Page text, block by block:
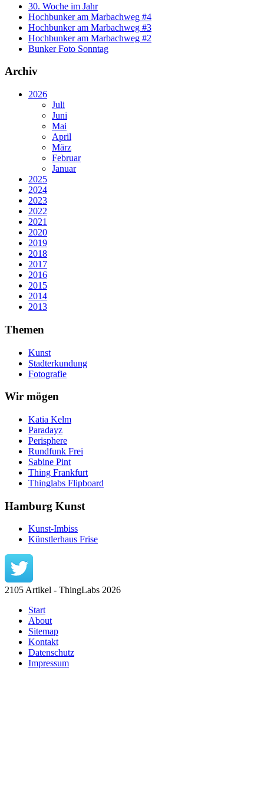
30. Woche im Jahr
Hochbunker am Marbachweg #4
Hochbunker am Marbachweg #3
Hochbunker am Marbachweg #2
Bunker Foto Sonntag
Archiv
2026
Juli
Juni
Mai
April
März
Februar
Januar
2025
2024
2023
2022
2021
2020
2019
2018
2017
2016
2015
2014
2013
Themen
Kunst
Stadterkundung
Fotografie
Wir mögen
Katia Kelm
Paradayz
Perisphere
Rundfunk Frei
Sabine Pint
Thing Frankfurt
Thinglabs Flipboard
Hamburg Kunst
Kunst-Imbiss
Künstlerhaus Frise
2105 Artikel - ThingLabs 2026
Start
About
Sitemap
Kontakt
Datenschutz
Impressum